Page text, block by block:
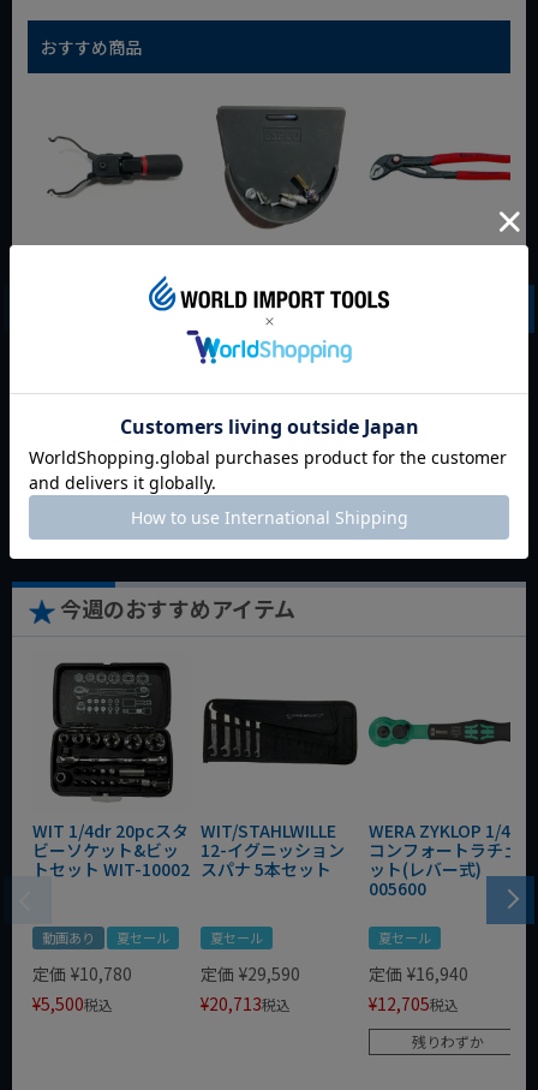
おすすめ商品
クィックツール CL-
ルマット ブラック
¥3,465税込
クイックセット
8721-250 KNIPEX
¥6,545
今週のおすすめアイテム
WIT 1/4dr 20pcスタ
ビーソケット&ビッ
トセット WIT-10002
動画あり 夏セール
定価 ¥10,780
¥5,500税込
WIT/STAHLWILLE
12-イグニッション
スパナ 5本セット
夏セール
定価 ¥29,590
¥20,713税込
WERA ZYKLOP 1/4"
コンフォートラチェ
ット(レバー式)
005600
夏セール
定価 ¥16,940
¥12,705税込
残りわずか